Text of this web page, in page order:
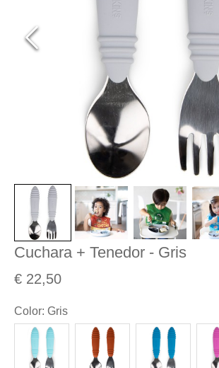
Cuchara + Tenedor - Gris
€ 22,50
Color: Gris